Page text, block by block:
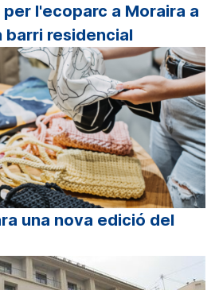
l'ecoparc a Moraira a
barri residencial
una nova edició del